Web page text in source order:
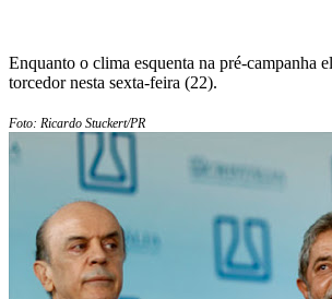
Enquanto o clima esquenta na pré-campanha
torcedor nesta sexta-feira (22).
Foto: Ricardo Stuckert/PR